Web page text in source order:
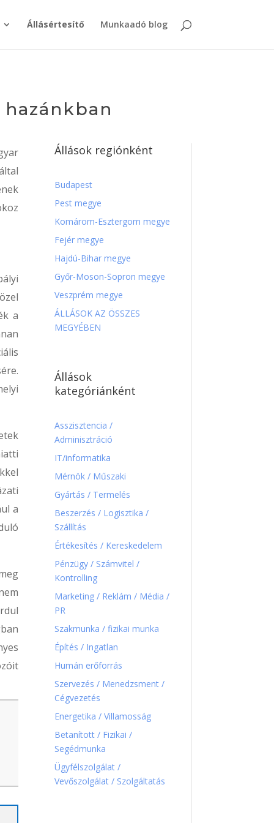
Állásértesítő Munkaadó blog
a
a
Állások regiónként
Budapest
Pest megye
Komárom-Esztergom megye
Fejér megye
Hajdú-Bihar megye
Győr-Moson-Sopron megye
Veszprém megye
ÁLLÁSOK AZ ÖSSZES
MEGYÉBEN
Állások
kategóriánként
Asszisztencia /
Adminisztráció
IT/informatika
Mérnök / Műszaki
Gyártás / Termelés
Beszerzés / Logisztika /
Szállítás
Értékesítés / Kereskedelem
Pénzügy / Számvitel /
Kontrolling
Marketing / Reklám / Média /
PR
Szakmunka / fizikai munka
Építés / Ingatlan
Humán erőforrás
Szervezés / Menedzsment /
Cégvezetés
Energetika / Villamosság
Betanított / Fizikai /
Segédmunka
Ügyfélszolgálat /
Vevőszolgálat / Szolgáltatás